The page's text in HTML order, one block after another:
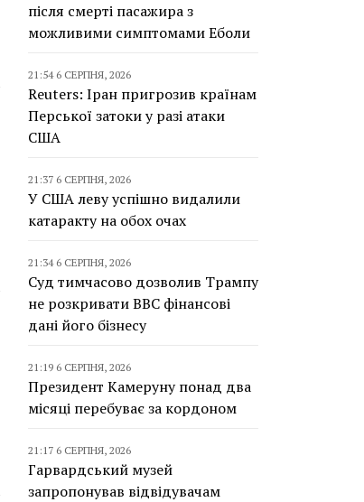
після смерті пасажира з
можливими симптомами Еболи
21:54 6 СЕРПНЯ, 2026
Reuters: Іран пригрозив країнам
Перської затоки у разі атаки
США
21:37 6 СЕРПНЯ, 2026
У США леву успішно видалили
катаракту на обох очах
21:34 6 СЕРПНЯ, 2026
Суд тимчасово дозволив Трампу
не розкривати BBC фінансові
дані його бізнесу
21:19 6 СЕРПНЯ, 2026
Президент Камеруну понад два
місяці перебуває за кордоном
21:17 6 СЕРПНЯ, 2026
Гарвардський музей
запропонував відвідувачам